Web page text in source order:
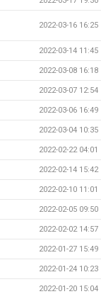
2022-03-16 16:25
2022-03-14 11:45
2022-03-08 16:18
2022-03-07 12:54
2022-03-06 16:49
2022-03-04 10:35
2022-02-22 04:01
2022-02-14 15:42
2022-02-10 11:01
2022-02-05 09:50
2022-02-02 14:57
2022-01-27 15:49
2022-01-24 10:23
2022-01-20 15:04